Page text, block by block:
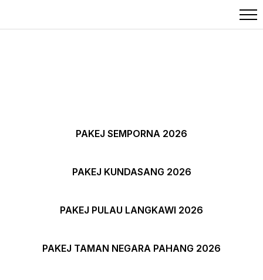
PAKEJ SEMPORNA 2026
PAKEJ KUNDASANG 2026
PAKEJ PULAU LANGKAWI 2026
PAKEJ TAMAN NEGARA PAHANG 2026